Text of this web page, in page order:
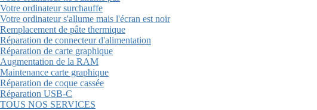
Votre ordinateur surchauffe
Votre ordinateur s'allume mais l'écran est noir
Remplacement de pâte thermique
Réparation de connecteur d'alimentation
Réparation de carte graphique
Augmentation de la RAM
Maintenance carte graphique
Réparation de coque cassée
Réparation USB-C
TOUS NOS SERVICES